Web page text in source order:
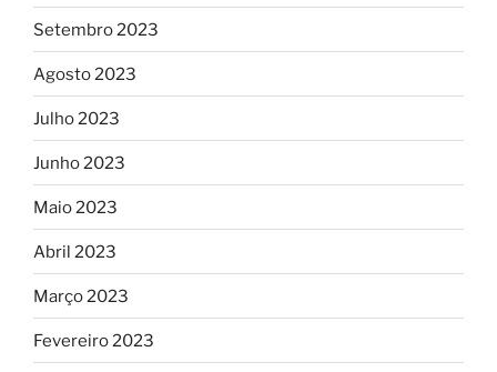
Setembro 2023
Agosto 2023
Julho 2023
Junho 2023
Maio 2023
Abril 2023
Março 2023
Fevereiro 2023